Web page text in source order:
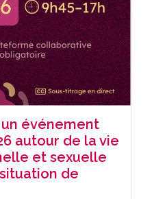
un événement
autour de la vie
et sexuelle
de